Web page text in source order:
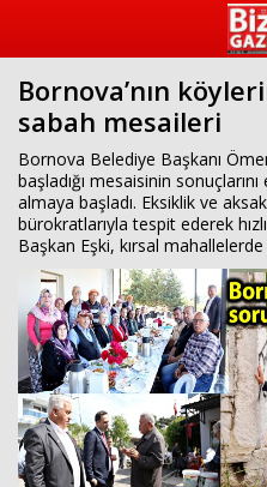
Bornova’nın
sabah mesaileri
Bornova Belediye Başkanı
başladığı mesaisinin
almaya başladı. Eksiklik ve
bürokratlarıyla tespit ederek
Başkan Eşki, kırsal